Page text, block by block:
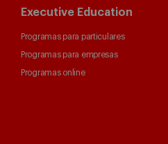
Executive Education
Programas para particulares
Programas para empresas
Programas online